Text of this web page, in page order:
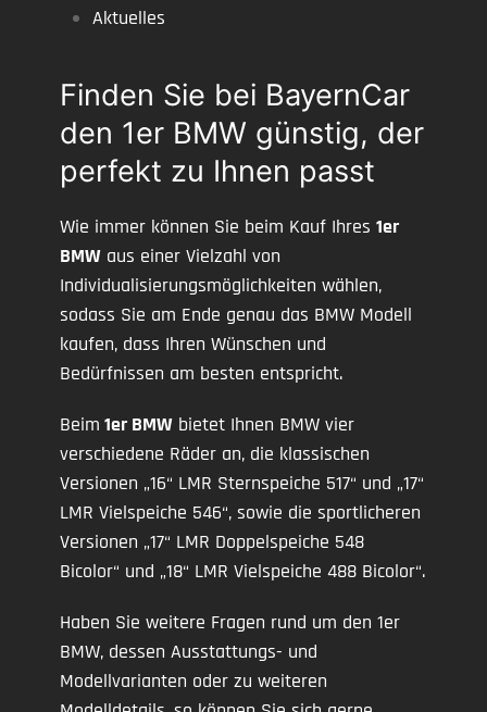
Aktuelles
Finden Sie bei BayernCar
den 1er BMW günstig, der
perfekt zu Ihnen passt
Wie immer können Sie beim Kauf Ihres 1er
BMW aus einer Vielzahl von
Individualisierungsmöglichkeiten wählen,
sodass Sie am Ende genau das BMW Modell
kaufen, dass Ihren Wünschen und
Bedürfnissen am besten entspricht.
Beim 1er BMW bietet Ihnen BMW vier
verschiedene Räder an, die klassischen
Versionen „16“ LMR Sternspeiche 517“ und „17“
LMR Vielspeiche 546“, sowie die sportlicheren
Versionen „17“ LMR Doppelspeiche 548
Bicolor“ und „18“ LMR Vielspeiche 488 Bicolor“.
Haben Sie weitere Fragen rund um den 1er
BMW, dessen Ausstattungs- und
Modellvarianten oder zu weiteren